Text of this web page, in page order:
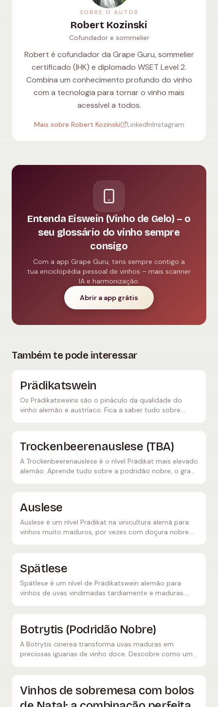
SOBRE O AUTOR
Robert Kozinski
Cofundador e sommelier
Robert é cofundador da Grape Guru, sommelier
certificado (IHK) e diplomado WSET Level 2.
Combina um conhecimento profundo do vinho
com a tecnologia para tornar o vinho mais
acessível a todos.
Mais sobre Robert Kozinski LinkedInInstagram
Entenda Eiswein (Vinho de Gelo) – o
seu glossário do vinho sempre
consigo
Com a app Grape Guru, tens sempre contigo a
tua enciclopédia pessoal de vinhos – mais scanner
IA e harmonização.
Abrir a app grátis
Também te pode interessar
Prädikatswein
Os Prädikatsweins são o pináculo da qualidade do
vinho alemão e austríaco. Fica a saber tudo sobre
Trockenbeerenauslese (TBA)
A Trockenbeerenauslese é o nível Prädikat mais elevado
alemão. Aprende tudo sobre a podridão nobre, o grau
Auslese
Auslese é um nível Prädikat na vinicultura alemã para
vinhos muito maduros, por vezes com doçura nobre.
Spätlese
Spätlese é um nível de Prädikatswein alemão para
vinhos de uvas vindimadas tardiamente e maduras.
Botrytis (Podridão Nobre)
A Botrytis cinerea transforma uvas maduras em
preciosas iguarias de vinho doce. Descobre como um
Vinhos de sobremesa com bolos